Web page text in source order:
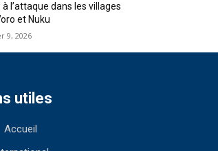
l’attaque dans les villages
et Nuku
9, 2026
utiles
Accueil